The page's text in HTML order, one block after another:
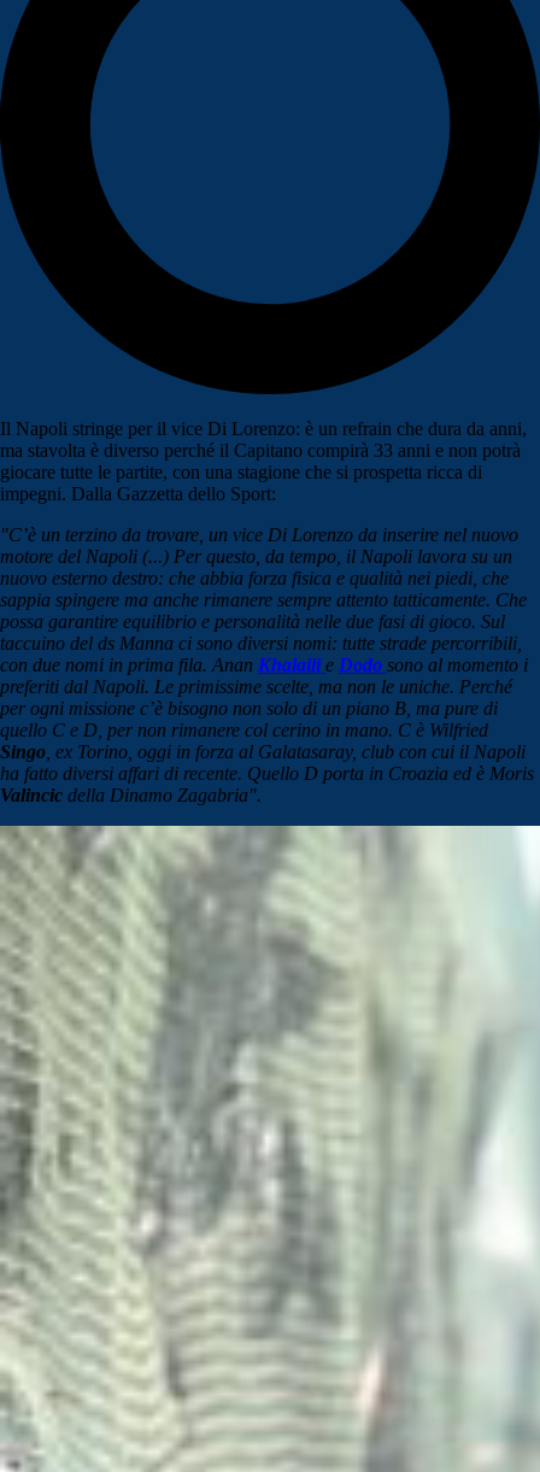
Il Napoli stringe per il vice Di Lorenzo: è un refrain che dura da anni,
ma stavolta è diverso perché il Capitano compirà 33 anni e non potrà
giocare tutte le partite, con una stagione che si prospetta ricca di
impegni. Dalla Gazzetta dello Sport:
"C’è un terzino da trovare, un vice Di Lorenzo da inserire nel nuovo
motore del Napoli (...) Per questo, da tempo, il Napoli lavora su un
nuovo esterno destro: che abbia forza fisica e qualità nei piedi, che
sappia spingere ma anche rimanere sempre attento tatticamente. Che
possa garantire equilibrio e personalità nelle due fasi di gioco. Sul
taccuino del ds Manna ci sono diversi nomi: tutte strade percorribili,
con due nomi in prima fila. Anan Khalaili e Dodo sono al momento i
preferiti dal Napoli. Le primissime scelte, ma non le uniche. Perché
per ogni missione c’è bisogno non solo di un piano B, ma pure di
quello C e D, per non rimanere col cerino in mano. C è Wilfried
Singo, ex Torino, oggi in forza al Galatasaray, club con cui il Napoli
ha fatto diversi affari di recente. Quello D porta in Croazia ed è Moris
Valincic della Dinamo Zagabria".